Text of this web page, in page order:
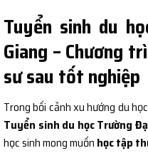
Tuyển sinh du
Giang – Chương
sư sau tốt nghiệp
Trong bối cảnh xu hướng du
Tuyển sinh du học Trường
học sinh mong muốn học tập